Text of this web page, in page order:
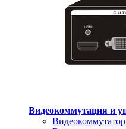
Видеокоммутация и